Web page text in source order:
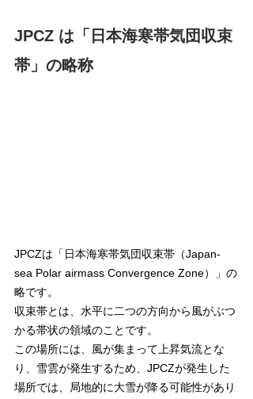
JPCZ は「日本海寒帯気団収束
帯」の略称
JPCZは「日本海寒帯気団収束帯（Japan-
sea Polar airmass Convergence Zone）」の
略です。
収束帯とは、水平に二つの方向から風がぶつ
かる帯状の領域のことです。
この場所には、風が集まって上昇気流とな
り、雪雲が発生するため、JPCZが発生した
場所では、局地的に大雪が降る可能性があり